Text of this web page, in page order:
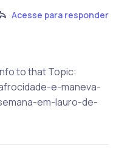
Acesse para responder
to that Topic:
e-maneva-
em-lauro-de-